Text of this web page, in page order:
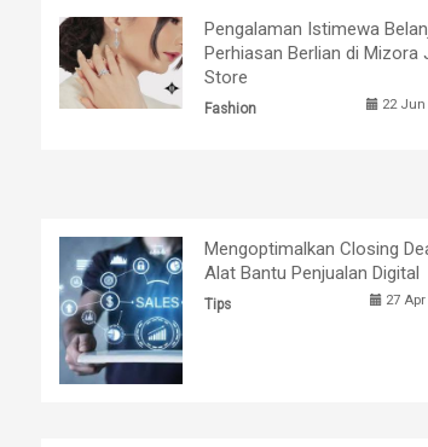
Pengalaman Istimewa
Perhiasan Berlian di Mizora
Store
Fashion 22 Jun
Mengoptimalkan Closing
Alat Bantu Penjualan Digital
Tips 27 Apr